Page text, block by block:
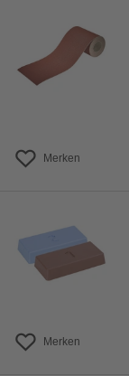
Merken
Merken